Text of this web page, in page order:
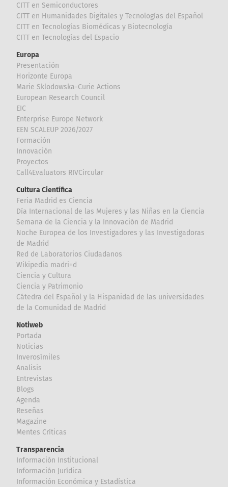
CITT en Semiconductores
CITT en Humanidades Digitales y Tecnologías del Español
CITT en Tecnologías Biomédicas y Biotecnología
CITT en Tecnologías del Espacio
Europa
Presentación
Horizonte Europa
Marie Sklodowska-Curie Actions
European Research Council
EIC
Enterprise Europe Network
EEN SCALEUP 2026/2027
Formación
Innovación
Proyectos
Call4Evaluators RIVCircular
Cultura Científica
Feria Madrid es Ciencia
Día Internacional de las Mujeres y las Niñas en la Ciencia
Semana de la Ciencia y la Innovación de Madrid
Noche Europea de los Investigadores y las Investigadoras
de Madrid
Red de Laboratorios Ciudadanos
Wikipedia madri+d
Ciencia y Cultura
Ciencia y Patrimonio
Cátedra del Español y la Hispanidad de las universidades
de la Comunidad de Madrid
Notiweb
Portada
Noticias
Inverosímiles
Analisis
Entrevistas
Blogs
Agenda
Reseñas
Magazine
Mentes Críticas
Transparencia
Información Institucional
Información Jurídica
Información Económica y Estadística